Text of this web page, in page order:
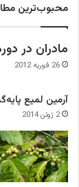
محبوب‌ترین
مادران در
26 فوریه 2012
آرمین لمیع
2 ژوئن 2014